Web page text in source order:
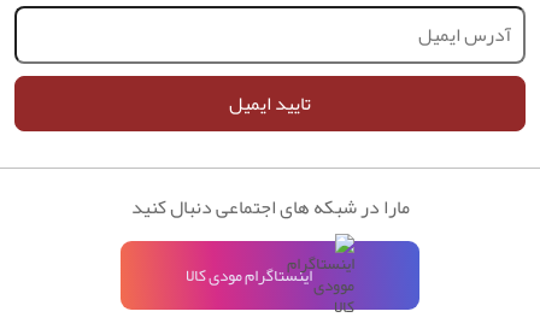
تایید ایمیل
مارا در شبکه های اجتماعی دنبال کنید
اینستاگرام مودی کالا